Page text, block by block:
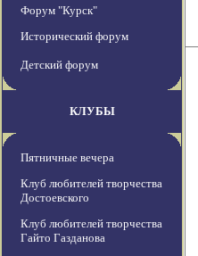
Форум "Курск"
Исторический форум
Детский форум
КЛУБЫ
Пятничные вечера
Клуб любителей творчества
Достоевского
Клуб любителей творчества
Гайто Газданова